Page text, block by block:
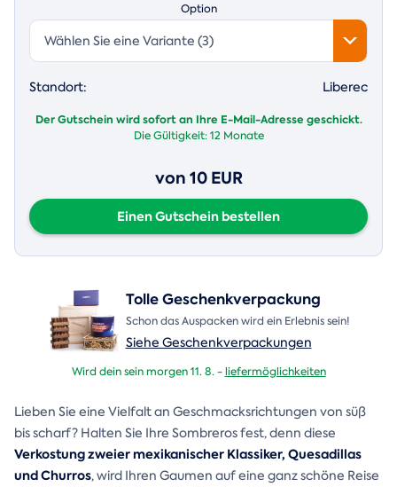
Option
Wählen Sie eine Variante (3)
Standort: Liberec
Der Gutschein wird sofort an Ihre E-Mail-Adresse geschickt.
Die Gültigkeit:12 Monate
von 10 EUR
Einen Gutschein bestellen
Tolle Geschenkverpackung
Schon das Auspacken wird ein Erlebnis sein!
Siehe Geschenkverpackungen
Wird dein sein morgen 11. 8. -liefermöglichkeiten
Lieben Sie eine Vielfalt an Geschmacksrichtungen von süß
bis scharf? Halten Sie Ihre Sombreros fest, denn diese
Verkostung zweier mexikanischer Klassiker, Quesadillas
und Churros, wird Ihren Gaumen auf eine ganz schöne Reise